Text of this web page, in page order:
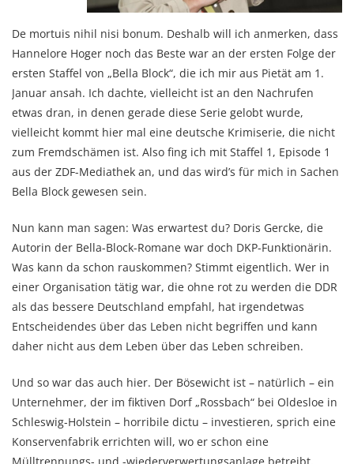
De mortuis nihil nisi bonum. Deshalb will ich anmerken, dass
Hannelore Hoger noch das Beste war an der ersten Folge der
ersten Staffel von „Bella Block“, die ich mir aus Pietät am 1.
Januar ansah. Ich dachte, vielleicht ist an den Nachrufen
etwas dran, in denen gerade diese Serie gelobt wurde,
vielleicht kommt hier mal eine deutsche Krimiserie, die nicht
zum Fremdschämen ist. Also fing ich mit Staffel 1, Episode 1
aus der ZDF-Mediathek an, und das wird’s für mich in Sachen
Bella Block gewesen sein.
Nun kann man sagen: Was erwartest du? Doris Gercke, die
Autorin der Bella-Block-Romane war doch DKP-Funktionärin.
Was kann da schon rauskommen? Stimmt eigentlich. Wer in
einer Organisation tätig war, die ohne rot zu werden die DDR
als das bessere Deutschland empfahl, hat irgendetwas
Entscheidendes über das Leben nicht begriffen und kann
daher nicht aus dem Leben über das Leben schreiben.
Und so war das auch hier. Der Bösewicht ist – natürlich – ein
Unternehmer, der im fiktiven Dorf „Rossbach“ bei Oldesloe in
Schleswig-Holstein – horribile dictu – investieren, sprich eine
Konservenfabrik errichten will, wo er schon eine